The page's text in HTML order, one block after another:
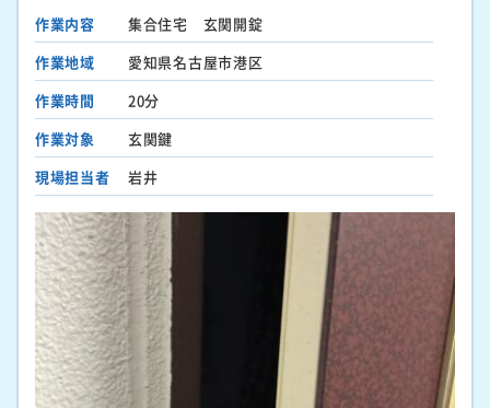
作業内容
集合住宅 玄関開錠
作業地域
愛知県名古屋市港区
作業時間
20分
作業対象
玄関鍵
現場担当者
岩井